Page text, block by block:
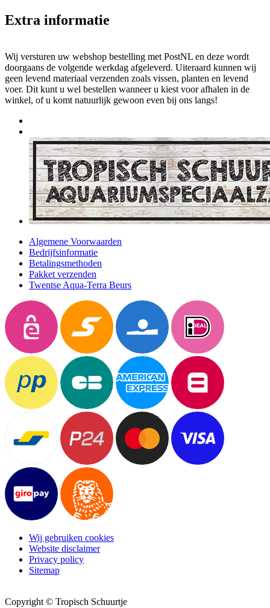
Extra informatie
Wij versturen uw webshop bestelling met PostNL en deze wordt
doorgaans de volgende werkdag afgeleverd. Uiteraard kunnen wij
geen levend materiaal verzenden zoals vissen, planten en levend
voer. Dit kunt u wel bestellen wanneer u kiest voor afhalen in de
winkel, of u komt natuurlijk gewoon even bij ons langs!
Algemene Voorwaarden
Bedrijfsinformatie
Betalingsmethoden
Pakket verzenden
Twentse Aqua-Terra Beurs
Wij gebruiken cookies
Website disclaimer
Privacy policy
Sitemap
Copyright © Tropisch Schuurtje